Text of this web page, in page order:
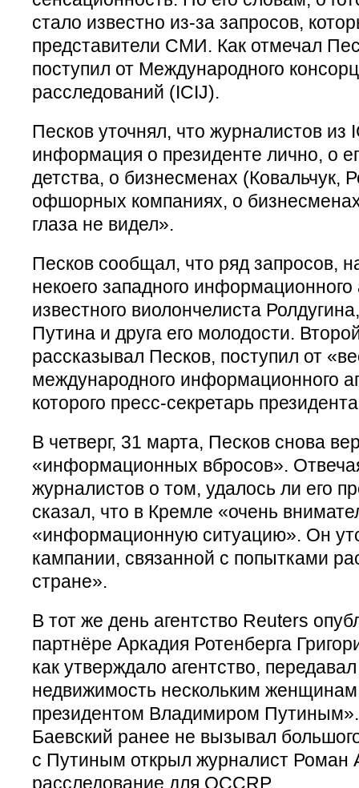
стало известно из-за запросов,
представители СМИ. Как отмечал
поступил от Международного
расследований (ICIJ).
Песков уточнял, что журналистов из
информация о президенте лично, о
детства, о бизнесменах (Ковальчук,
офшорных компаниях, о
глаза не видел».
Песков сообщал, что ряд запросов,
некоего западного информационного
известного виолончелиста
Путина и друга его молодости.
рассказывал Песков, поступил от
международного информационного
которого пресс-секретарь
В четверг, 31 марта, Песков снова
«информационных вбросов».
журналистов о том, удалось ли его
сказал, что в Кремле «очень
«информационную ситуацию». Он
кампании, связанной с попытками
стране».
В тот же день агентство Reuters
партнёре Аркадия Ротенберга
как утверждало агентство,
недвижимость нескольким
президентом Владимиром
Баевский ранее не вызывал
с Путиным открыл журналист Роман
расследование для OCCRP.